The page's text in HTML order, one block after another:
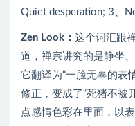
Quiet desperation; 3、
Zen Look： 这个词汇跟
道，禅宗讲究的是静坐
它翻译为“一脸无辜的表
修正，变成了“死猪不被
点感情色彩在里面，以